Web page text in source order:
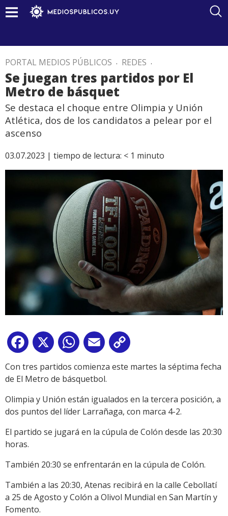
PORTAL MEDIOS PÚBLICOS . REDES .
Se juegan tres partidos por El
Metro de básquet
Se destaca el choque entre Olimpia y Unión
Atlética, dos de los candidatos a pelear por el
ascenso
03.07.2023 | tiempo de lectura: < 1 minuto
Facebook
X WhatsApp
Email
Link
Con tres partidos comienza este martes la séptima fecha
de El Metro de básquetbol.
Olimpia y Unión están igualados en la tercera posición, a
dos puntos del líder Larrañaga, con marca 4-2.
El partido se jugará en la cúpula de Colón desde las 20:30
horas.
También 20:30 se enfrentarán en la cúpula de Colón.
También a las 20:30, Atenas recibirá en la calle Cebollatí
a 25 de Agosto y Colón a Olivol Mundial en San Martín y
Fomento.